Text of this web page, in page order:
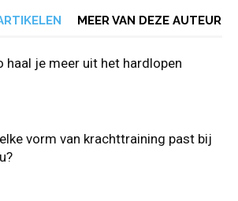
MEER VAN DEZE AUTEUR
haal je meer uit het hardlopen
vorm van krachttraining past bij